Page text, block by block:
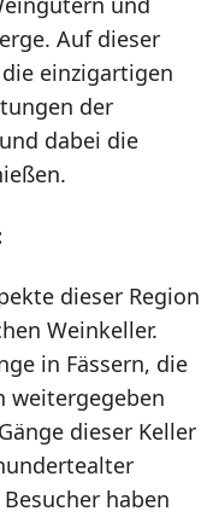
Auf dieser
einzigartigen
der
dabei die
dieser Region
Weinkeller.
in Fässern, die
weitergegeben
dieser Keller
haben